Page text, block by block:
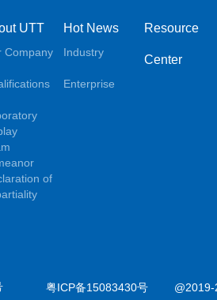
UTT
Company
of
Hot News
Industry
Enterprise
Resource
Center
粤ICP备15083430号